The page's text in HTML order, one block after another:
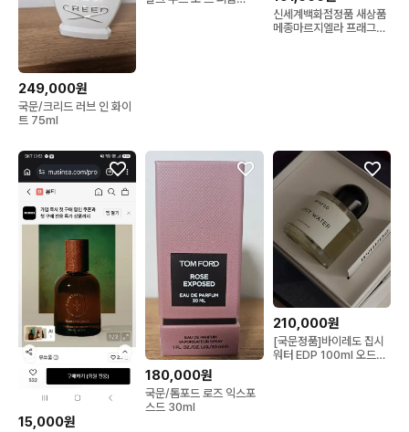
249,000원
국문/크리드 러브 인 화이
트 75ml
신세계백화점정품 새상품
메종마르지엘라 프래그런
15,000원
180,000원
국문/톰포드 로즈 익스포
스드 30ml
210,000원
[국문정품]바이레도 집시
워터 EDP 100ml 오드퍼